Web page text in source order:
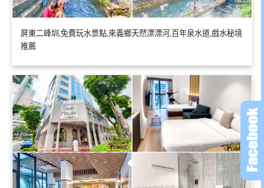
屏東二峰圳,免費玩水景點,來義鄉天然漂漂河,百年泉水道,戲水秘境
推薦